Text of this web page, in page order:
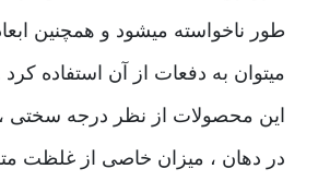
طور ناخواسته میشود و همچنین
میتوان به دفعات از آن استفاده
در دهان ، میزان خاصی از غلظت